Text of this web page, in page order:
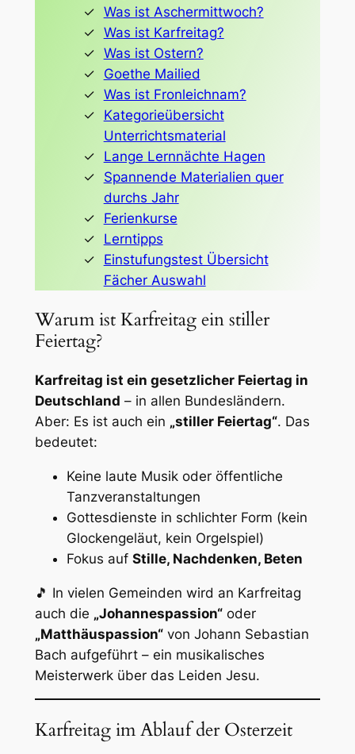
Was ist Aschermittwoch?
Was ist Karfreitag?
Was ist Ostern?
Goethe Mailied
Was ist Fronleichnam?
Kategorieübersicht
Unterrichtsmaterial
Lange Lernnächte Hagen
Spannende Materialien quer
durchs Jahr
Ferienkurse
Lerntipps
Einstufungstest Übersicht
Fächer Auswahl
Warum ist Karfreitag ein stiller
Feiertag?
Karfreitag ist ein gesetzlicher Feiertag in
Deutschland – in allen Bundesländern.
Aber: Es ist auch ein „stiller Feiertag“. Das
bedeutet:
Keine laute Musik oder öffentliche
Tanzveranstaltungen
Gottesdienste in schlichter Form (kein
Glockengeläut, kein Orgelspiel)
Fokus auf Stille, Nachdenken, Beten
🎵 In vielen Gemeinden wird an Karfreitag
auch die „Johannespassion“oder
„Matthäuspassion“von Johann Sebastian
Bach aufgeführt – ein musikalisches
Meisterwerk über das Leiden Jesu.
Karfreitag im Ablauf der Osterzeit